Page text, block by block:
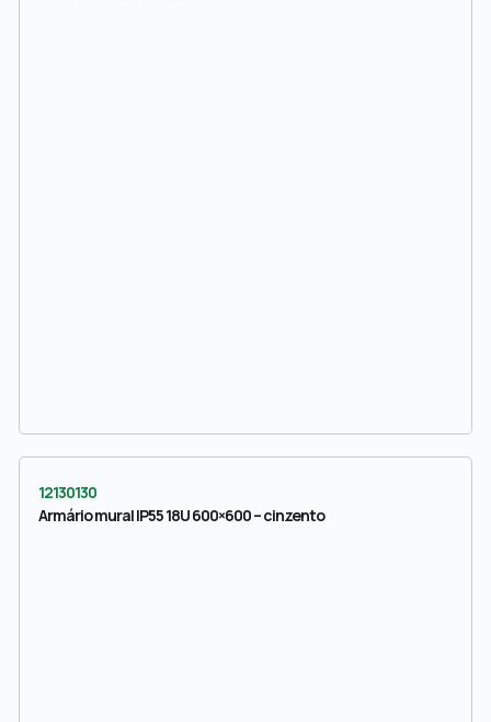
12130130
Armário mural IP55 18U 600×600 – cinzento